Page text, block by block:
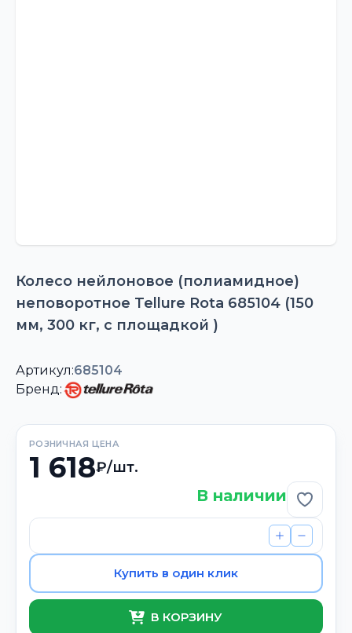
Колесо нейлоновое (полиамидное)
неповоротное Tellure Rota 685104 (150
мм, 300 кг, с площадкой )
Артикул:685104
Бренд:
РОЗНИЧНАЯ ЦЕНА
1 618₽/шт.
В наличии
Купить в один клик
В КОРЗИНУ